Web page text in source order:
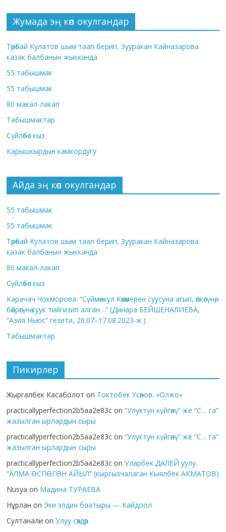
Жумада эң көп окулгандар
Төрөбай Кулатов шым таап берип, Зууракан Кайназарова
казак балбанын жыкканда
55 табышмак
55 табышмак
80 макал-лакап
Табышмактар
Сүйлөбөс кыз
Карышкырдын камкордугу
Айда эң көп окулгандар
55 табышмак
55 табышмак
Төрөбай Кулатов шым таап берип, Зууракан Кайназарова
казак балбанын жыкканда
80 макал-лакап
Сүйлөбөс кыз
Карачач Чокморова: “Сүймөнкул Көкөмерен суусуна агып, өпкөсүнө,
бөйрөгүнө суук тийгизип алган…” (Динара БЕЙШЕНАЛИЕВА,
“Азия Ньюс” гезити, 26.07–17.08.2023-ж.)
Табышмактар
Пикирлер
Жыргалбек Касаболот on Токтобек Үсөнов. «Олжо»
practicallyperfection2b5aa2e83c on“Улуктун күйгөнү” же “С… га”
жазылган ырлардын сыры
practicallyperfection2b5aa2e83c on“Улуктун күйгөнү” же “С… га”
жазылган ырлардын сыры
practicallyperfection2b5aa2e83c onУларбек ДАЛЕЙ уулу.
“АЛМА ӨСПӨГӨН АЙЫЛ” (кыргызчалаган Кыялбек АКМАТОВ)
Nusya on Мадина ТУРАЕВА
Нұрлан on Эки элдин баатыры — Кайдоол
Султанали onУлуу сөздөр